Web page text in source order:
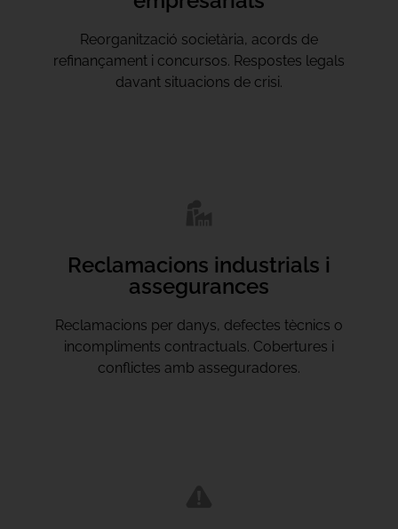
Reorganització societària, acords de
refinançament i concursos. Respostes legals
davant situacions de crisi.
Reclamacions industrials i
assegurances
Reclamacions per danys, defectes tècnics o
incompliments contractuals. Cobertures i
conflictes amb asseguradores.